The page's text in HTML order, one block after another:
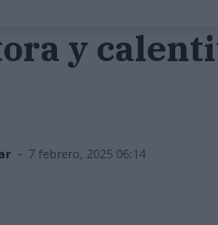
y
- 7 febrero, 2025 06:14